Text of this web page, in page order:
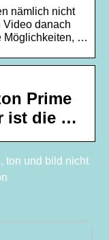
nämlich nicht
Video danach
Möglichkeiten, …
Prime
ist die …
ton und bild nicht